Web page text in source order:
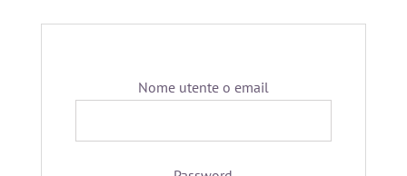
Nome utente o email